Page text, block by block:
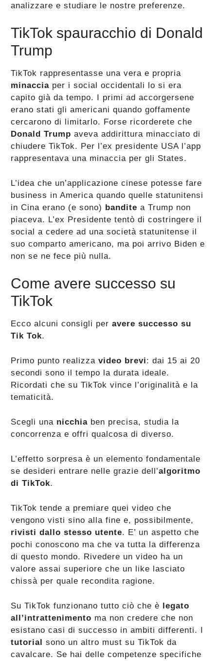
analizzare e studiare le nostre preferenze.
TikTok spauracchio di Donald
Trump
TikTok rappresentasse una vera e propria
minaccia per i social occidentali lo si era
capito già da tempo. I primi ad accorgersene
erano stati gli americani quando goffamente
cercarono di limitarlo. Forse ricorderete che
Donald Trump aveva addirittura minacciato di
chiudere TikTok. Per l’ex presidente USA l’app
rappresentava una minaccia per gli States.
L’idea che un’applicazione cinese potesse fare
business in America quando quelle statunitensi
in Cina erano (e sono) bandite a Trump non
piaceva. L’ex Presidente tentò di costringere il
social a cedere ad una società statunitense il
suo comparto americano, ma poi arrivo Biden e
non se ne fece più nulla.
Come avere successo su
TikTok
Ecco alcuni consigli peravere successo su
Tik Tok.
Primo punto realizzavideo brevi: dai 15 ai 20
secondi sono il tempo la durata ideale.
Ricordati che su TikTok vince l’originalità e la
tematicità.
Scegli una nicchia ben precisa, studia la
concorrenza e offri qualcosa di diverso.
L’effetto sorpresa è un elemento fondamentale
se desideri entrare nelle grazie dell’algoritmo
di TikTok.
TikTok tende a premiare quei video che
vengono visti sino alla fine e, possibilmente,
rivisti dallo stesso utente. E’ un aspetto che
pochi conoscono ma che va tutta la differenza
di questo mondo. Rivedere un video ha un
valore assai superiore che un like lasciato
chissà per quale recondita ragione.
Su TikTok funzionano tutto ciò che è legato
all’intrattenimento ma non credere che non
esistano casi di successo in ambiti differenti. I
tutorial sono un altro must su TikTok da
cavalcare. Se hai delle competenze specifiche